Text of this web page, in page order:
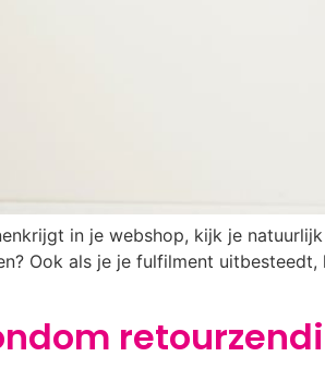
in je webshop, kijk je
Ook als je je fulfilment